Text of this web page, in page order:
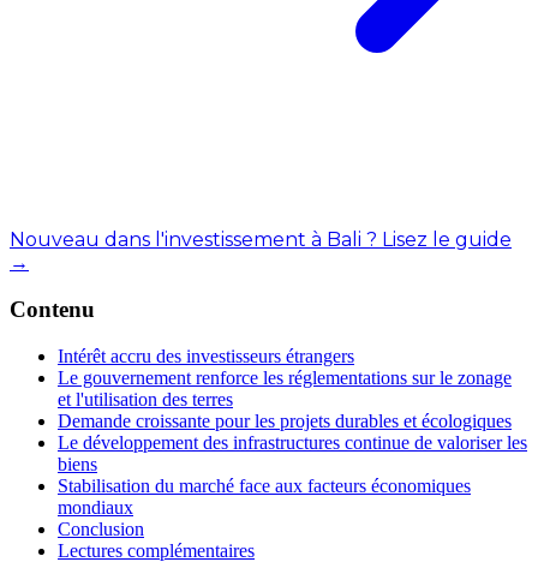
Nouveau dans l'investissement à Bali ? Lisez le guide
→
Contenu
Intérêt accru des investisseurs étrangers
Le gouvernement renforce les réglementations sur le zonage
et l'utilisation des terres
Demande croissante pour les projets durables et écologiques
Le développement des infrastructures continue de valoriser les
biens
Stabilisation du marché face aux facteurs économiques
mondiaux
Conclusion
Lectures complémentaires